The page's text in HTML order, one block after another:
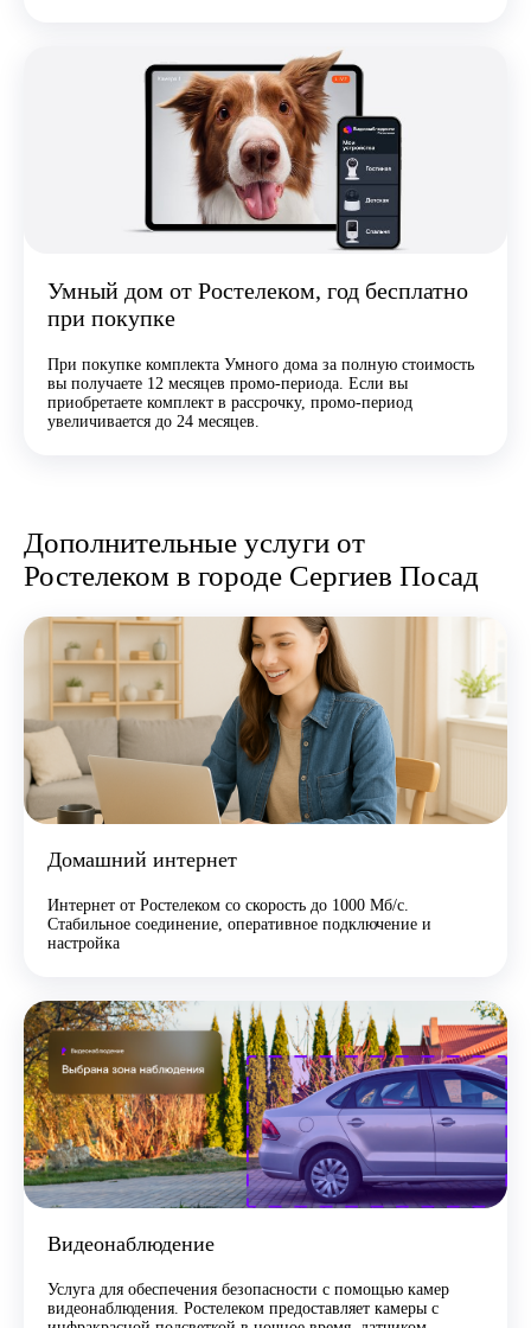
Умный дом от Ростелеком, год бесплатно
при покупке
При покупке комплекта Умного дома за полную стоимость
вы получаете 12 месяцев промо-периода. Если вы
приобретаете комплект в рассрочку, промо-период
увеличивается до 24 месяцев.
Дополнительные услуги от
Ростелеком в городе Сергиев Посад
Домашний интернет
Интернет от Ростелеком со скорость до 1000 Мб/с.
Стабильное соединение, оперативное подключение и
настройка
Видеонаблюдение
Услуга для обеспечения безопасности с помощью камер
видеонаблюдения. Ростелеком предоставляет камеры с